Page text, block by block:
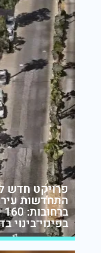
פרויקט חדש
התחדשות
בפינוי־בינוי